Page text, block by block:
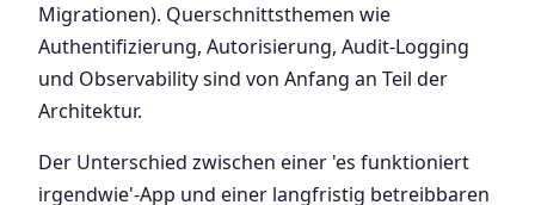
Migrationen). Querschnittsthemen wie
Authentifizierung, Autorisierung, Audit-Logging
und Observability sind von Anfang an Teil der
Architektur.
Der Unterschied zwischen einer 'es funktioniert
irgendwie'-App und einer langfristig betreibbaren